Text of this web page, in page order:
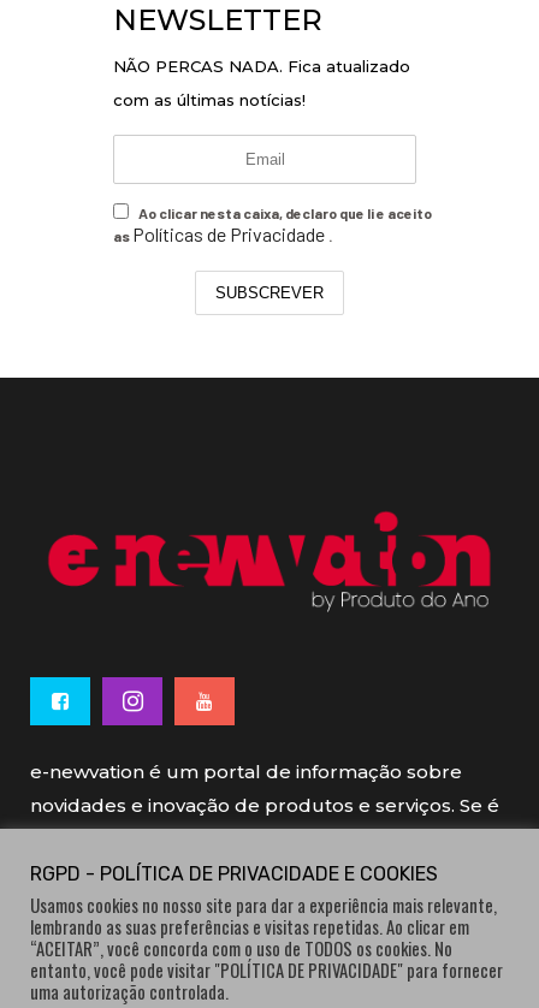
NEWSLETTER
NÃO PERCAS NADA. Fica atualizado
com as últimas notícias!
Ao clicar nesta caixa, declaro que li e aceito
as Políticas de Privacidade
SUBSCREVER
e-newvation é um portal de informação sobre
novidades e inovação de produtos e serviços. Se é
e-newvation tem o patrocínio do “Produto do
Ano”, o prémio de inovação atribuído por
consumidores.
RGPD - POLÍTICA DE PRIVACIDADE E COOKIES
Usamos cookies no nosso site para dar a experiência mais relevante,
lembrando as suas preferências e visitas repetidas. Ao clicar em
“ACEITAR”, você concorda com o uso de TODOS os cookies. No
entanto, você pode visitar "POLÍTICA DE PRIVACIDADE" para fornecer
uma autorização controlada.